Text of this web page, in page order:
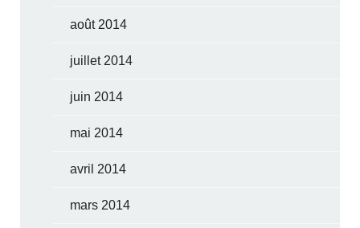
août 2014
juillet 2014
juin 2014
mai 2014
avril 2014
mars 2014